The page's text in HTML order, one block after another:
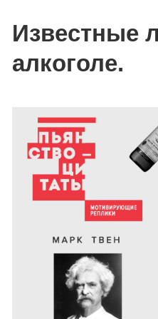
Известные
алкоголе.